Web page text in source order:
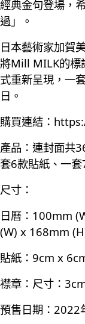
經典金句登場，
過」。
日本藝術家加賀
將Mill MILK的標
式重新呈現，一
日。
購買連結：
產品：連封面共
套6款貼紙、一
尺寸：
日曆：100mm
(W) x 168mm
貼紙：9cm x
襟章：尺寸：
預售日期：2022